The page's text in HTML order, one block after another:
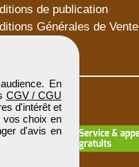
En
CGV / CGU
d'intérêt et
vos choix en
d'avis en
de publication
Générales de Vente